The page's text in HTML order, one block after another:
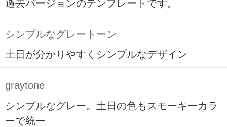
過去バージョンのテンプレートです。
シンプルなグレートーン
土日が分かりやすくシンプルなデザイン
graytone
シンプルなグレー。土日の色もスモーキーカラ
ーで統一